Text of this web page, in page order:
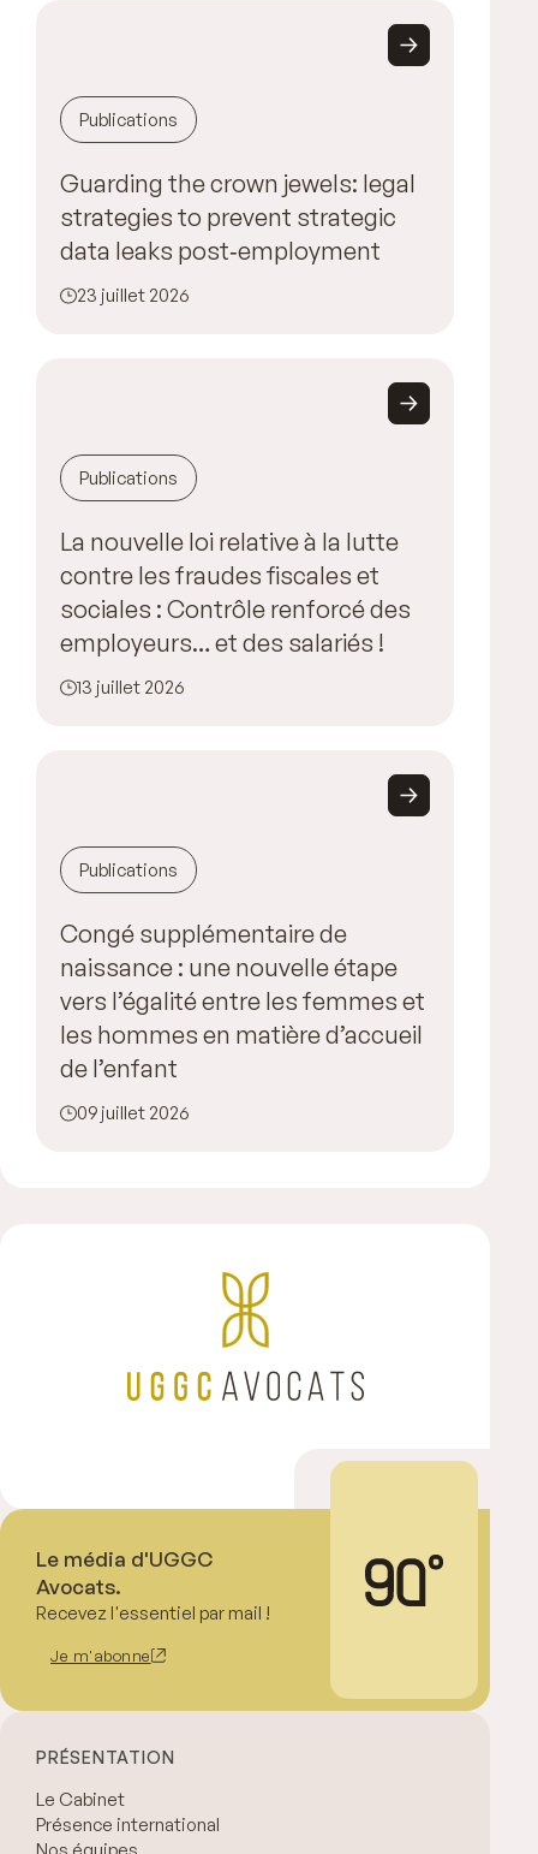
Publications
Guarding the crown jewels: legal
strategies to prevent strategic
data leaks post‑employment
23 juillet 2026
Publications
La nouvelle loi relative à la lutte
contre les fraudes fiscales et
sociales : Contrôle renforcé des
employeurs… et des salariés !
13 juillet 2026
Publications
Congé supplémentaire de
naissance : une nouvelle étape
vers l’égalité entre les femmes et
les hommes en matière d’accueil
de l’enfant
09 juillet 2026
Le média d'UGGC
Avocats.
Recevez l'essentiel par mail !
Je m'abonne
PRÉSENTATION
Le Cabinet
Présence international